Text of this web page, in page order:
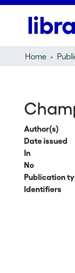
Home
Author(s)
Date issued
In
No
Publication
Identifiers